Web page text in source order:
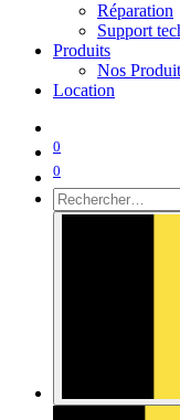
Réparation
Support
Produits
Nos
Location
0
0